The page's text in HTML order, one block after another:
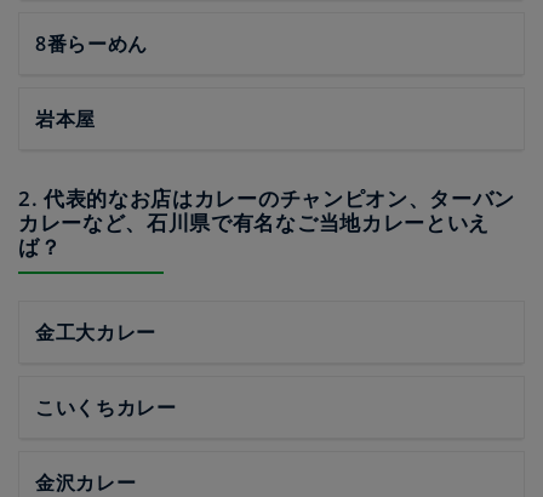
8番らーめん
岩本屋
2. 代表的なお店はカレーのチャンピオン、ターバン
カレーなど、石川県で有名なご当地カレーといえ
ば？
金工大カレー
こいくちカレー
金沢カレー